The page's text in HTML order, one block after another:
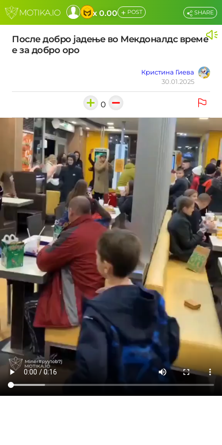
x 0.00 + POST
После добро јадење во Мекдоналдс време
е за добро оро
Кристина Гиева
30.01.2025
SHARE
0